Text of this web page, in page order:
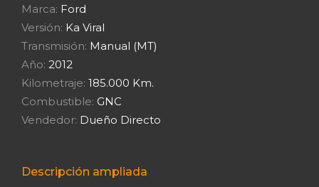
Marca: Ford
Versión: Ka Viral
Transmisión: Manual (MT)
Año: 2012
Kilometraje: 185.000 Km.
Combustible: GNC
Vendedor: Dueño Directo
Descripción ampliada